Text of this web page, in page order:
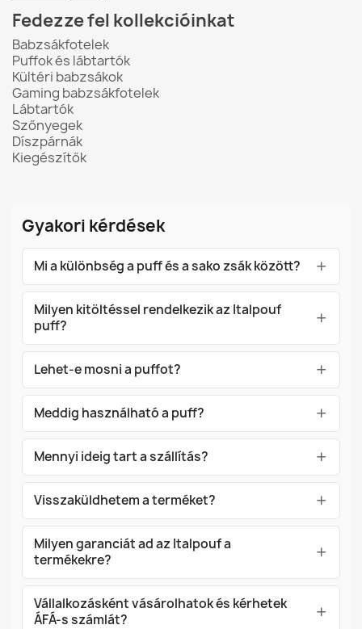
Fedezze fel kollekcióinkat
Babzsákfotelek
Puffok és lábtartók
Kültéri babzsákok
Gaming babzsákfotelek
Lábtartók
Szőnyegek
Díszpárnák
Kiegészítők
Gyakori kérdések
Mi a különbség a puff és a sako zsák között?
Milyen kitöltéssel rendelkezik az Italpouf
puff?
Lehet-e mosni a puffot?
Meddig használható a puff?
Mennyi ideig tart a szállítás?
Visszaküldhetem a terméket?
Milyen garanciát ad az Italpouf a
termékekre?
Vállalkozásként vásárolhatok és kérhetek
ÁFÁ-s számlát?